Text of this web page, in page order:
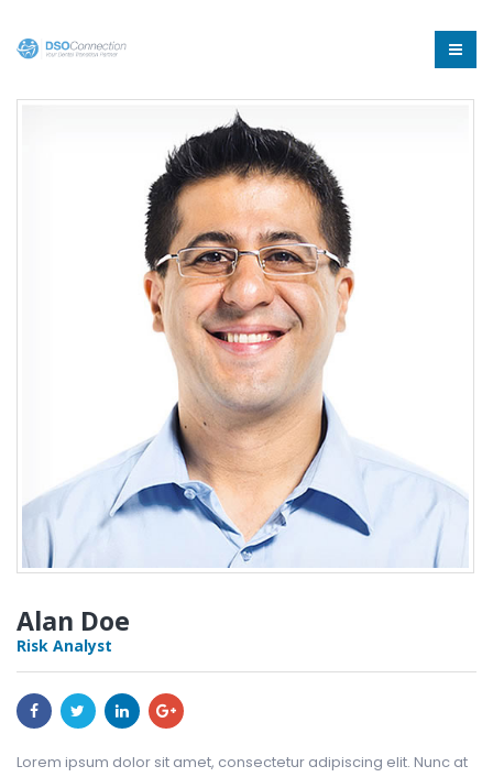
Alan Doe
Risk Analyst
Lorem ipsum dolor sit amet, consectetur adipiscing elit. Nunc at